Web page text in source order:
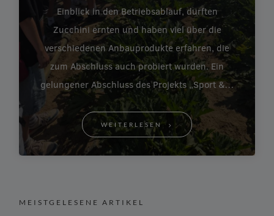
Einblick in den Betriebsablauf, durften
Zucchini ernten und haben viel über die
verschiedenen Anbauprodukte erfahren, die
zum Abschluss auch probiert wurden. Ein
gelungener Abschluss des Projekts „Sport &…
WEITERLESEN
MEISTGELESENE ARTIKEL